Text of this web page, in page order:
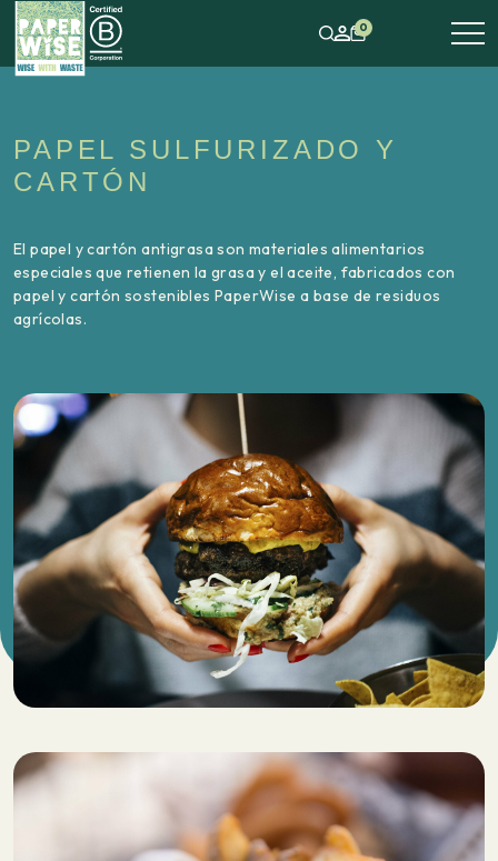
0
PAPEL SULFURIZADO Y
CARTÓN
El papel y cartón antigrasa son materiales alimentarios
especiales que retienen la grasa y el aceite, fabricados con
papel y cartón sostenibles PaperWise a base de residuos
agrícolas.